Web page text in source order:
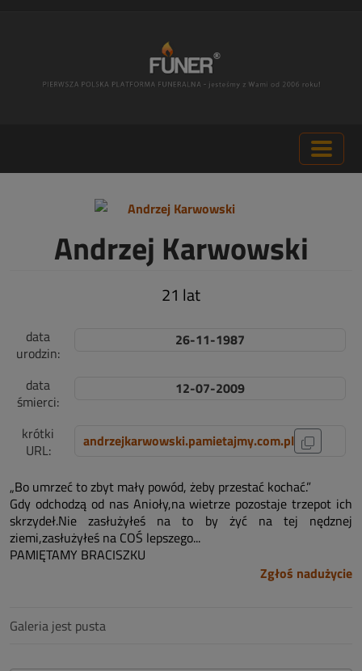
Andrzej Karwowski
21 lat
data
urodzin:
26-11-1987
data
śmierci:
12-07-2009
krótki
URL:
andrzejkarwowski.pamietajmy.com.pl
„Bo umrzeć to zbyt mały powód, żeby przestać kochać.”
Gdy odchodzą od nas Anioły,na wietrze pozostaje trzepot ich
skrzydeł.Nie zasłużyłeś na to by żyć na tej nędznej
ziemi,zasłużyłeś na COŚ lepszego...
PAMIĘTAMY BRACISZKU
Zgłoś nadużycie
Galeria jest pusta